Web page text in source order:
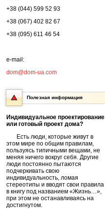
+38 (044) 599 52 93
+38 (067) 402 82 67
+38 (095) 611 46 54
e-mail:
dom@dom-ua.com
Полезная информация
Индивидуальное проектирование
или готовый проект дома?
Есть люди, которые живут в
этом мире по общим правилам,
пользуясь типичными вещами, не
меняя ничего вокруг себя. Другие
люди постоянно пытаются
подчеркивать свою
индивидуальность, ломая
стереотипы и вводят свои правила
в книгу под названием «Жизнь…»,
при этом не останавливаясь на
достигнутом.